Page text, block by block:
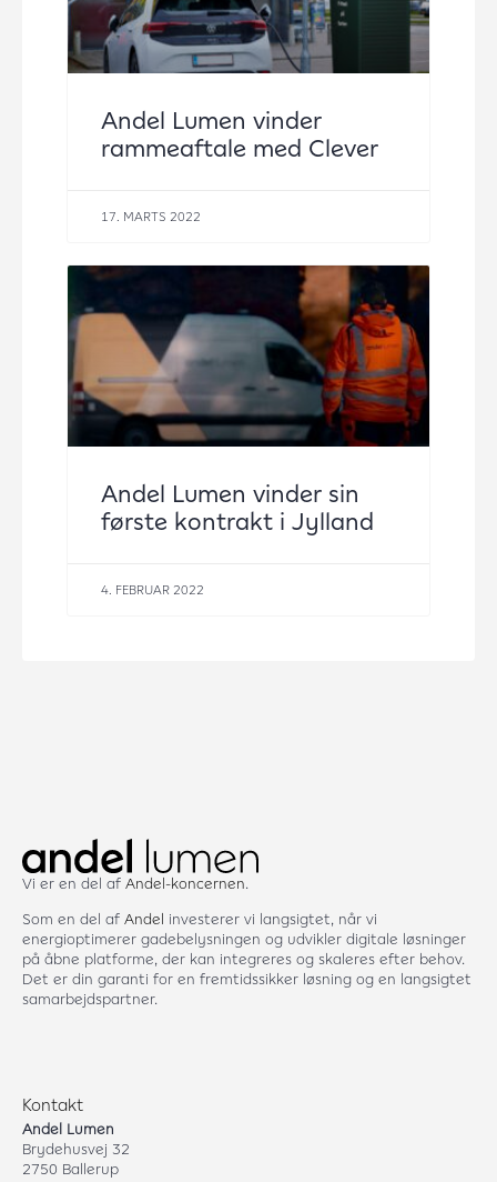
Andel Lumen vinder
rammeaftale med Clever
17. MARTS 2022
Andel Lumen vinder sin
første kontrakt i Jylland
4. FEBRUAR 2022
Vi er en del af Andel-koncernen.
Som en del af Andel investerer vi langsigtet, når vi
energioptimerer gadebelysningen og udvikler digitale løsninger
på åbne platforme, der kan integreres og skaleres efter behov.
Det er din garanti for en fremtidssikker løsning og en langsigtet
samarbejdspartner.
Kontakt
Andel Lumen
Brydehusvej 32
2750 Ballerup